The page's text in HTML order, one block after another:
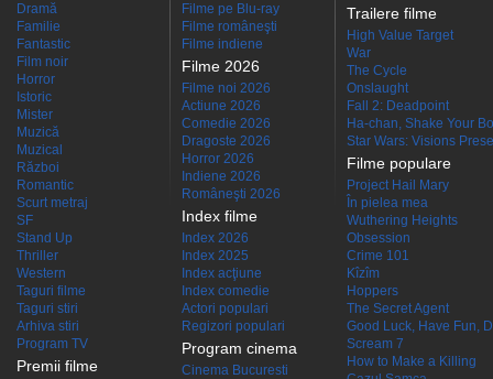
Dramă
Familie
Fantastic
Film noir
Horror
Istoric
Mister
Muzică
Muzical
Război
Romantic
Scurt metraj
SF
Stand Up
Thriller
Western
Taguri filme
Taguri stiri
Arhiva stiri
Program TV
Premii filme
Filme pe Blu-ray
Filme româneşti
Filme indiene
Filme 2026
Filme noi 2026
Actiune 2026
Comedie 2026
Dragoste 2026
Horror 2026
Indiene 2026
Româneşti 2026
Index filme
Index 2026
Index 2025
Index acţiune
Index comedie
Actori populari
Regizori populari
Program cinema
Cinema Bucuresti
Trailere filme
High Value Target
War
The Cycle
Onslaught
Fall 2: Deadpoint
Ha-chan, Shake Your
Star Wars: Visions
Filme populare
Project Hail Mary
În pielea mea
Wuthering Heights
Obsession
Crime 101
Kîzîm
Hoppers
The Secret Agent
Good Luck, Have Fun,
Scream 7
How to Make a Killing